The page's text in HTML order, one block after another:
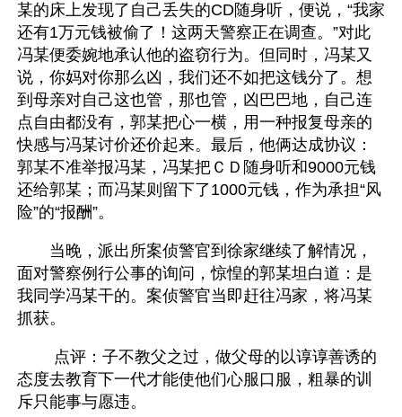
某的床上发现了自己丢失的CD随身听，便说，“我家
还有1万元钱被偷了！这两天警察正在调查。”对此
冯某便委婉地承认他的盗窃行为。但同时，冯某又
说，你妈对你那么凶，我们还不如把这钱分了。想
到母亲对自己这也管，那也管，凶巴巴地，自己连
点自由都没有，郭某把心一横，用一种报复母亲的
快感与冯某讨价还价起来。最后，他俩达成协议：
郭某不准举报冯某，冯某把ＣＤ随身听和9000元钱
还给郭某；而冯某则留下了1000元钱，作为承担“风
险”的“报酬”。
当晚，派出所案侦警官到徐家继续了解情况，
面对警察例行公事的询问，惊惶的郭某坦白道：是
我同学冯某干的。案侦警官当即赶往冯家，将冯某
抓获。
点评：子不教父之过，做父母的以谆谆善诱的
态度去教育下一代才能使他们心服口服，粗暴的训
斥只能事与愿违。